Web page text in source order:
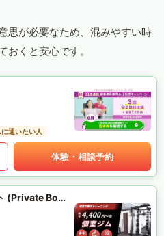
思が必要なため、混みやすい時
おくと安心です。
通いたい人
体験・相談予約
プライベートボックスフィット (Private Box Fit)